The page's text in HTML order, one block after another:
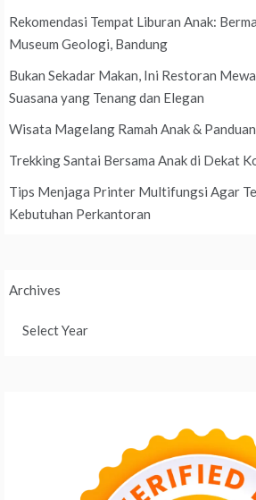
Rekomendasi Tempat Liburan Anak:
Museum Geologi, Bandung
Bukan Sekadar Makan, Ini Restoran
Suasana yang Tenang dan Elegan
Wisata Magelang Ramah Anak &
Trekking Santai Bersama Anak di Dekat
Tips Menjaga Printer Multifungsi Agar
Kebutuhan Perkantoran
Archives